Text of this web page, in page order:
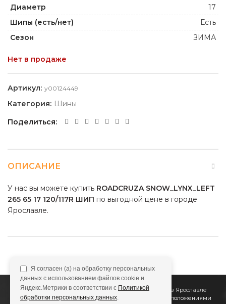
Диаметр
17
Шипы (есть/нет)
Есть
Сезон
ЗИМА
Нет в продаже
Артикул: y00124449
Категория: Шины
Поделиться
ОПИСАНИЕ
У нас вы можете купить ROADCRUZA SNOW_LYNX_LEFT
265 65 17 120/117R ШИП по выгодной цене в городе
Ярославле.
2011Все Колёса Интернет-магазин шин и дисков в Ярославле
Сайт не является публичной офертой, определяемой положениями
Я согласен (а) на обработку персональных
данных с использованием файлов cookie и
Яндекс.Метрики в соответствии с Политикой
обработки персональных данных.